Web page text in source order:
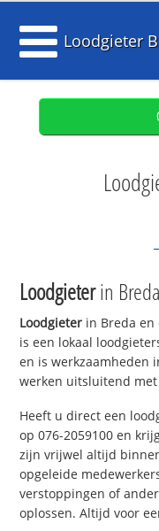
Loodgieter
Loodgieterin Breda
Loodgieter in Breda en
is een lokaal
en is werkzaamheden
werken uitsluitend
Heeft u direct een
op 076-2059100 en
zijn vrijwel altijd
opgeleide
verstoppingen of
oplossen. Altijd voor